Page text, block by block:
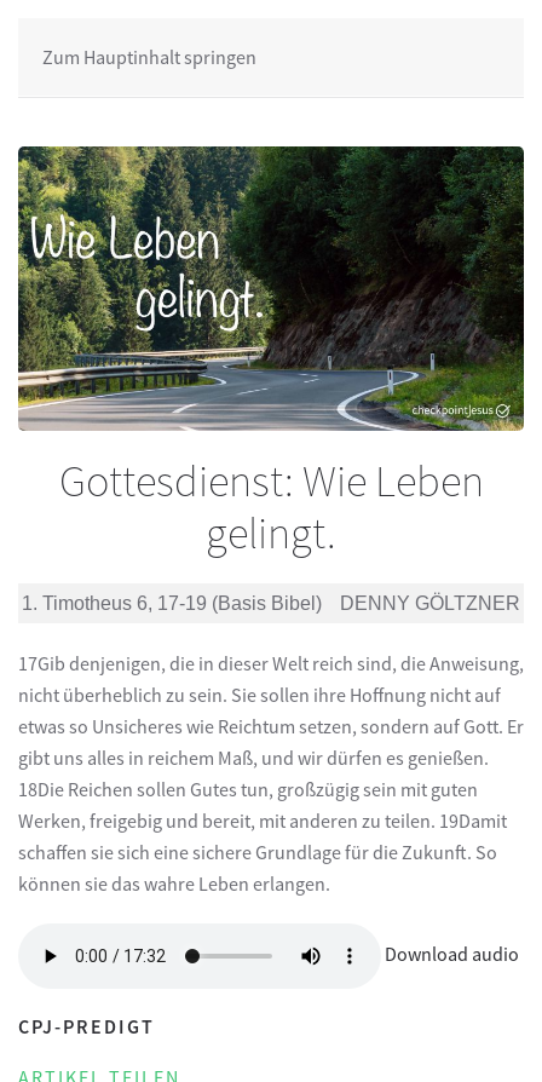
Zum Hauptinhalt springen
Gottesdienst: Wie Leben
gelingt.
1. Timotheus 6, 17-19 (Basis Bibel) DENNY GÖLTZNER
17Gib denjenigen, die in dieser Welt reich sind, die Anweisung,
nicht überheblich zu sein. Sie sollen ihre Hoffnung nicht auf
etwas so Unsicheres wie Reichtum setzen, sondern auf Gott. Er
gibt uns alles in reichem Maß, und wir dürfen es genießen.
18Die Reichen sollen Gutes tun, großzügig sein mit guten
Werken, freigebig und bereit, mit anderen zu teilen. 19Damit
schaffen sie sich eine sichere Grundlage für die Zukunft. So
können sie das wahre Leben erlangen.
Download audio
CPJ-PREDIGT